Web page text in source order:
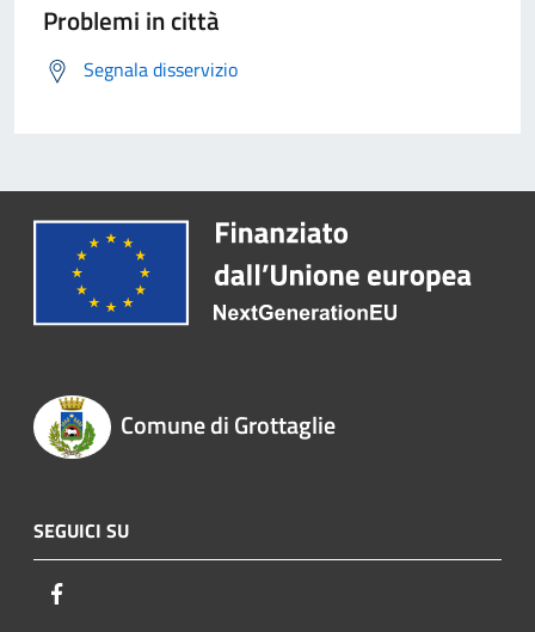
Problemi in città
Segnala disservizio
Comune di Grottaglie
SEGUICI SU